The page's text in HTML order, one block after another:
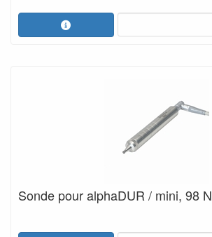
Sonde pour alphaDUR / mini, 98 N